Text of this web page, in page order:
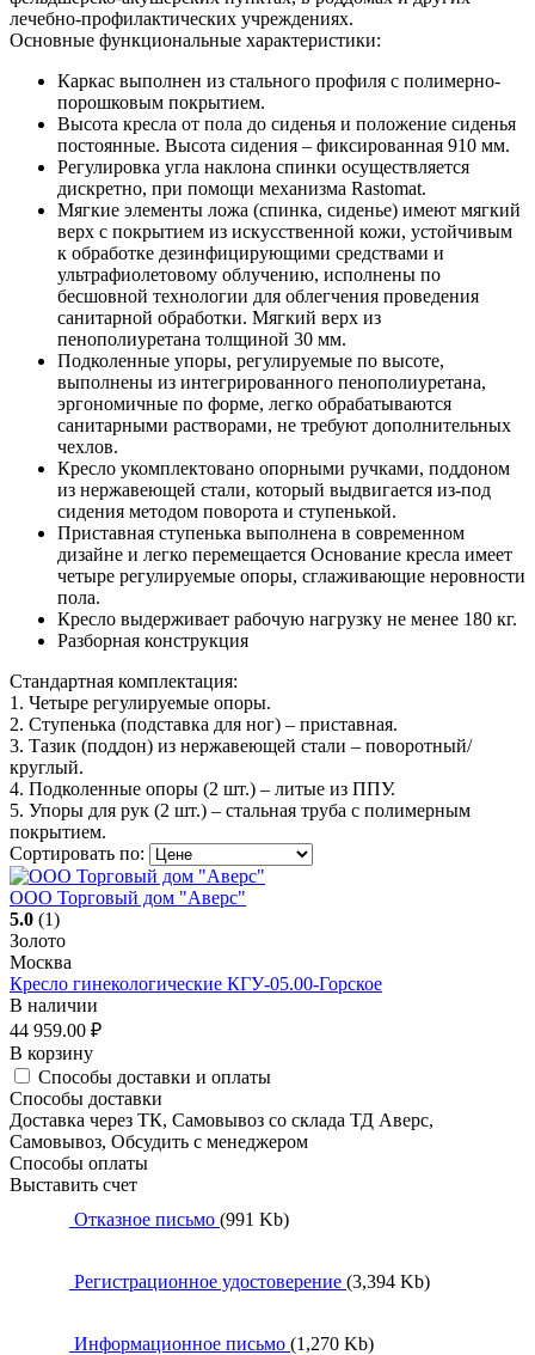
лечебно-профилактических учреждениях.
Основные функциональные характеристики:
Каркас выполнен из стального профиля с полимерно-
порошковым покрытием.
Высота кресла от пола до сиденья и положение сиденья
постоянные. Высота сидения – фиксированная 910 мм.
Регулировка угла наклона спинки осуществляется
дискретно, при помощи механизма Rastomat.
Мягкие элементы ложа (спинка, сиденье) имеют мягкий
верх с покрытием из искусственной кожи, устойчивым
к обработке дезинфицирующими средствами и
ультрафиолетовому облучению, исполнены по
бесшовной технологии для облегчения проведения
санитарной обработки. Мягкий верх из
пенополиуретана толщиной 30 мм.
Подколенные упоры, регулируемые по высоте,
выполнены из интегрированного пенополиуретана,
эргономичные по форме, легко обрабатываются
санитарными растворами, не требуют дополнительных
чехлов.
Кресло укомплектовано опорными ручками, поддоном
из нержавеющей стали, который выдвигается из-под
сидения методом поворота и ступенькой.
Приставная ступенька выполнена в современном
дизайне и легко перемещается Основание кресла имеет
четыре регулируемые опоры, сглаживающие неровности
пола.
Кресло выдерживает рабочую нагрузку не менее 180 кг.
Разборная конструкция
Стандартная комплектация:
1. Четыре регулируемые опоры.
2. Ступенька (подставка для ног) – приставная.
3. Тазик (поддон) из нержавеющей стали – поворотный/
круглый.
4. Подколенные опоры (2 шт.) – литые из ППУ.
5. Упоры для рук (2 шт.) – стальная труба с полимерным
покрытием.
Сортировать по:
ООО Торговый дом "Аверс"
5.0 (1)
Золото
Москва
Кресло гинекологические КГУ-05.00-Горское
В наличии
44 959.00 ₽
В корзину
Способы доставки и оплаты
Способы доставки
Доставка через ТК, Самовывоз со склада ТД Аверс,
Самовывоз, Обсудить с менеджером
Способы оплаты
Выставить счет
Отказное письмо (991 Kb)
Регистрационное удостоверение (3,394 Kb)
Информационное письмо (1,270 Kb)